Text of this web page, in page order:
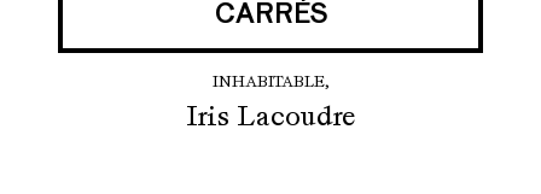
CARRÉS
INHABITABLE,
Iris Lacoudre